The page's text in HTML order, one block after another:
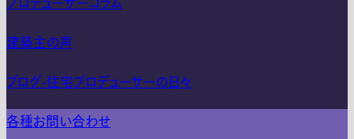
建築主の声
ブログ-住宅プロデューサーの日々
各種お問い合わせ